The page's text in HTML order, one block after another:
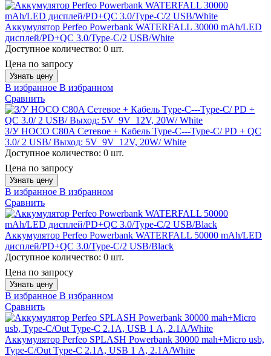
Аккумулятор Perfeo Powerbank WATERFALL 30000 mAh/LED
дисплей/PD+QC 3.0/Type-C/2 USB/White
Доступное количество: 0 шт.
Цена по запросу
Узнать цену
В избранное В избранном
Сравнить
З/У HOCO C80A Сетевое + Кабель Type-C---Type-C/ PD + QC
3.0/ 2 USB/ Выход: 5V_9V_12V, 20W/ White
Доступное количество: 0 шт.
Цена по запросу
Узнать цену
В избранное В избранном
Сравнить
Аккумулятор Perfeo Powerbank WATERFALL 50000 mAh/LED
дисплей/PD+QC 3.0/Type-C/2 USB/Black
Доступное количество: 0 шт.
Цена по запросу
Узнать цену
В избранное В избранном
Сравнить
Аккумулятор Perfeo SPLASH Powerbank 30000 mah+Micro usb,
Type-C/Out Type-C 2.1A, USB 1 А, 2.1A/White